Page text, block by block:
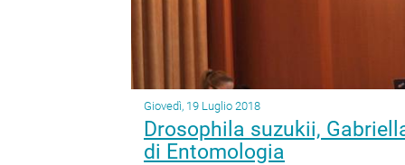
Giovedì, 19 Luglio 2018
Drosophila suzukii,
di Entomologia